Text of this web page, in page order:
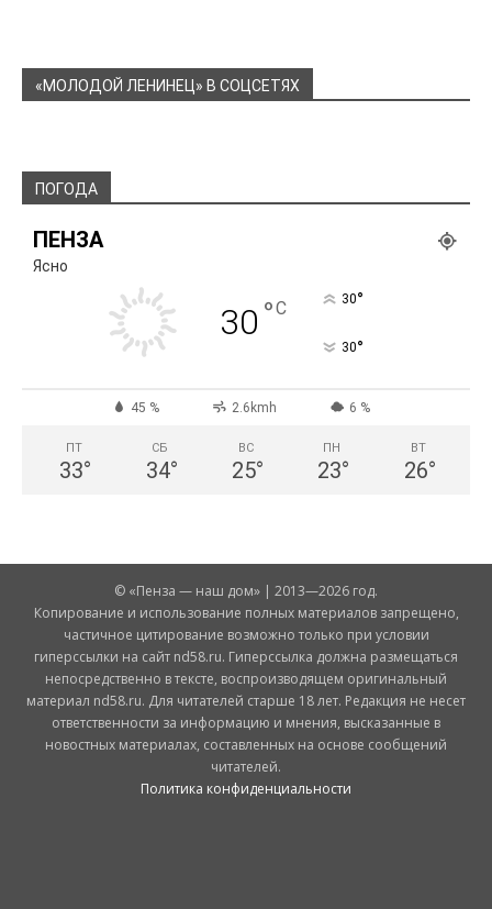
«МОЛОДОЙ ЛЕНИНЕЦ» В СОЦСЕТЯХ
ПОГОДА
ПЕНЗА
Ясно
30 °C 30°
30°
45 % 2.6kmh 6 %
ПТ
33°
СБ
34°
ВС
25°
ПН
23°
ВТ
26°
© «Пенза — наш дом» | 2013—2026 год.
Копирование и использование полных материалов запрещено,
частичное цитирование возможно только при условии
гиперссылки на сайт nd58.ru. Гиперссылка должна размещаться
непосредственно в тексте, воспроизводящем оригинальный
материал nd58.ru. Для читателей старше 18 лет. Редакция не несет
ответственности за информацию и мнения, высказанные в
новостных материалах, составленных на основе сообщений
читателей.
Политика конфиденциальности